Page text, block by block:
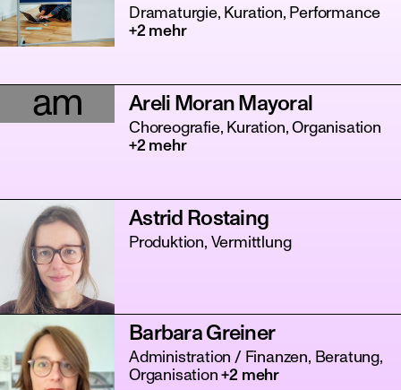
Dramaturgie, Kuration, Performance
+2 mehr
am Areli Moran Mayoral
Choreografie, Kuration, Organisation
+2 mehr
Astrid Rostaing
Produktion, Vermittlung
Barbara Greiner
Administration / Finanzen, Beratung,
Organisation +2 mehr